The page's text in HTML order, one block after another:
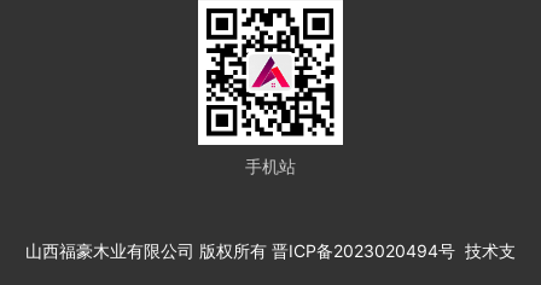
手机站
山西福豪木业有限公司 版权所有 晋ICP备2023020494号 技术支